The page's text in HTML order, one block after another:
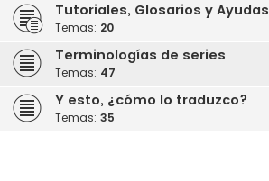
Tutoriales, Glosarios y Ayudas
Temas: 20
Terminologías de series
Temas: 47
Y esto, ¿cómo lo traduzco?
Temas: 35